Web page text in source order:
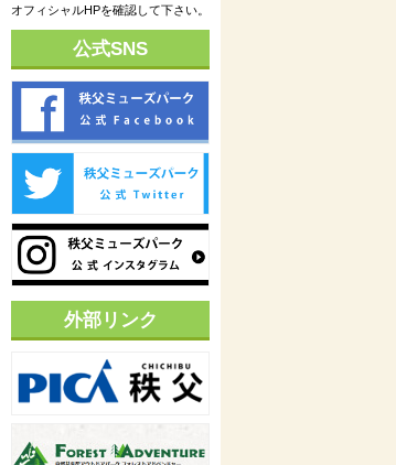
オフィシャルHPを確認して下さい。
公式SNS
外部リンク